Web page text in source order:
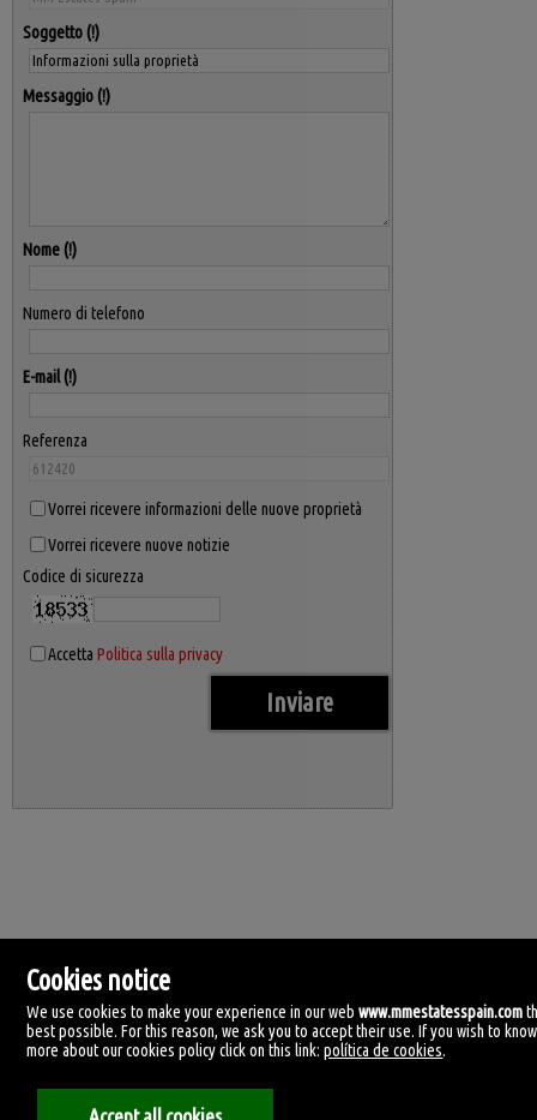
Soggetto
Messaggio
Nome
Numero di telefono
E-mail
Referenza
Vorrei ricevere informazioni delle nuove proprietà
Vorrei ricevere nuove notizie
Codice di sicurezza
Accetta Politica sulla privacy
Tirreno, 4.
Cookies notice
We use cookies to make your experience in our webwww.mmestatesspain.com
best possible. For this reason, we ask you to accept their use. If you wish to know
more about our cookies policy click on this link:política de cookies.